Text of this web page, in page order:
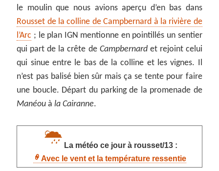
le moulin que nous avions aperçu d’en bas dans
Rousset de la colline de Campbernard à la rivière de
l’Arc ; le plan IGN mentionne en pointillés un sentier
qui part de la crête de Campbernardet rejoint celui
qui sinue entre le bas de la colline et les vignes. Il
n’est pas balisé bien sûr mais ça se tente pour faire
une boucle. Départ du parking de la promenade de
Manéou àla Cairanne.
La météo ce jour à rousset/13 :
Avec le vent et la température ressentie